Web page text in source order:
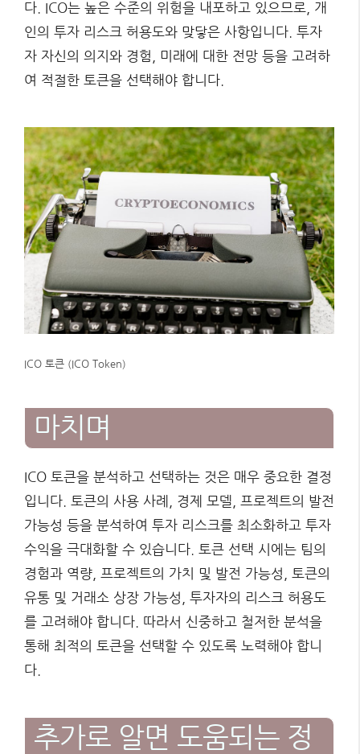
다. ICO는 높은 수준의 위험을 내포하고 있으므로, 개
인의 투자 리스크 허용도와 맞닿은 사항입니다. 투자
자 자신의 의지와 경험, 미래에 대한 전망 등을 고려하
여 적절한 토큰을 선택해야 합니다.
ICO 토큰 (ICO Token)
마치며
ICO 토큰을 분석하고 선택하는 것은 매우 중요한 결정
입니다. 토큰의 사용 사례, 경제 모델, 프로젝트의 발전
가능성 등을 분석하여 투자 리스크를 최소화하고 투자
수익을 극대화할 수 있습니다. 토큰 선택 시에는 팀의
경험과 역량, 프로젝트의 가치 및 발전 가능성, 토큰의
유통 및 거래소 상장 가능성, 투자자의 리스크 허용도
를 고려해야 합니다. 따라서 신중하고 철저한 분석을
통해 최적의 토큰을 선택할 수 있도록 노력해야 합니
다.
추가로 알면 도움되는 정